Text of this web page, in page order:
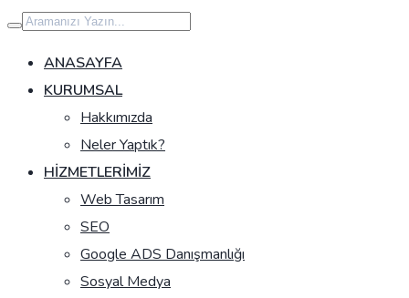
İçeriğe
geç
ANASAYFA
KURUMSAL
Hakkımızda
Neler Yaptık?
HIZMETLERIMIZ
Web Tasarım
SEO
Google ADS Danışmanlığı
Sosyal Medya